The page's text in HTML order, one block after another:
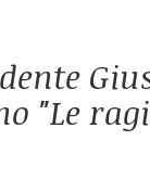
"Le